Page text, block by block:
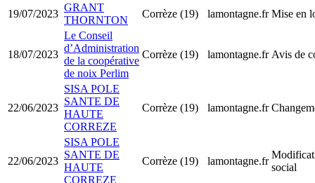
19/07/2023
GRANT
THORNTON
Corrèze (19) lamontagne.fr Mise en
18/07/2023
Le Conseil
d’Administration
de la coopérative
de noix Perlim
Corrèze (19) lamontagne.fr Avis de
22/06/2023
SISA POLE
SANTE DE
HAUTE
CORREZE
Corrèze (19) lamontagne.fr
22/06/2023
SISA POLE
SANTE DE
HAUTE
CORREZE
Corrèze (19) lamontagne.fr
social